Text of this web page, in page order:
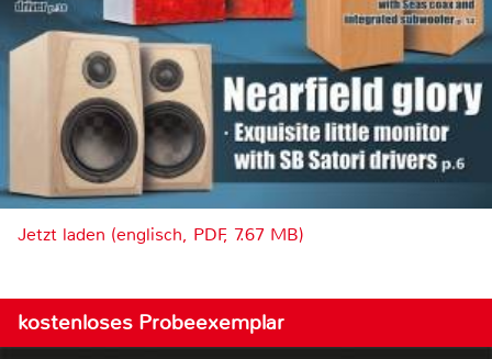
Jetzt laden (englisch, PDF, 7.67 MB)
kostenloses Probeexemplar